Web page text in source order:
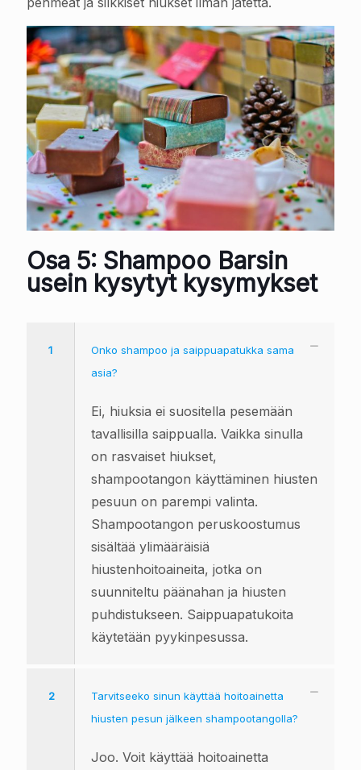
Osa 5: Shampoo Barsin
usein kysytyt kysymykset
1
Onko shampoo ja saippuapatukka sama
asia?
Ei, hiuksia ei suositella pesemään
tavallisilla saippualla. Vaikka sinulla
on rasvaiset hiukset,
shampootangon käyttäminen hiusten
pesuun on parempi valinta.
Shampootangon peruskoostumus
sisältää ylimääräisiä
hiustenhoitoaineita, jotka on
suunniteltu päänahan ja hiusten
puhdistukseen. Saippuapatukoita
käytetään pyykinpesussa.
2
Tarvitseeko sinun käyttää hoitoainetta
hiusten pesun jälkeen shampootangolla?
Joo. Voit käyttää hoitoainetta